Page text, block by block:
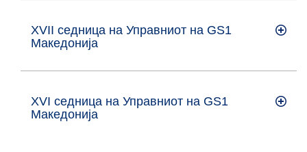
XVII седница на Управниот на GS1
Maкедонија
XVI седница на Управниот на GS1
Maкедонија